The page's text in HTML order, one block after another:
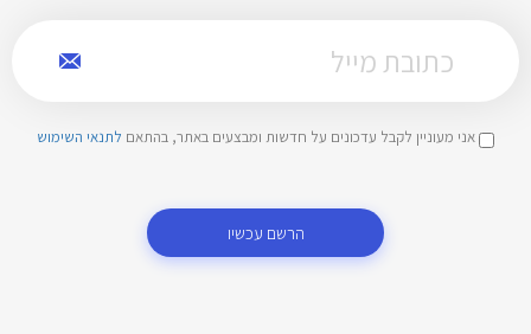
אני מעוניין לקבל עדכונים על חדשות ומבצעים באתר, בהתאם לתנאי השימוש
הרשם עכשיו